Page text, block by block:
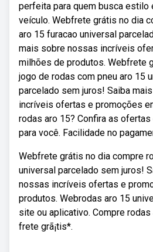
perfeita para quem busca estilo
veículo. Webfrete grátis no dia
aro 15 furacao universal
mais sobre nossas incríveis
milhões de produtos. Webfrete
jogo de rodas com pneu aro 15
parcelado sem juros! Saiba
incríveis ofertas e promoções
rodas aro 15? Confira as
para você. Facilidade no
Webfrete grátis no dia compre
universal parcelado sem juros!
nossas incríveis ofertas e
produtos. Webrodas aro 15
site ou aplicativo. Compre
frete grã¡tis*.